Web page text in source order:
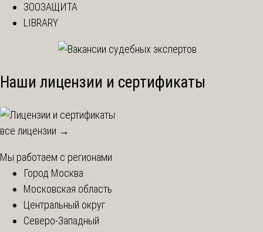
ЗООЗАЩИТА
LIBRARY
Наши лицензии и сертификаты
все лицензии →
Мы работаем с регионами
Город Москва
Московская область
Центральный округ
Северо-Западный